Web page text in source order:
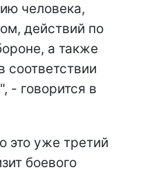
человека,
действий по
а также
соответствии
- говорится в
это уже третий
боевого